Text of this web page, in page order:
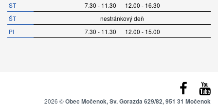
ST
7.30 - 11.30 12.00 - 16.30
ŠT
nestránkový deň
PI
7.30 - 11.30 12.00 - 15.00
2026 ©Obec Močenok, Sv. Gorazda 629/82, 951 31 Močenok